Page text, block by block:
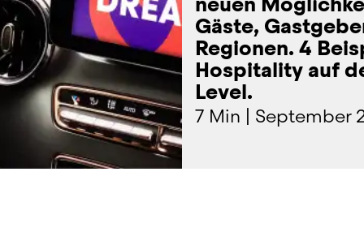
Gäste,
Regionen. 4
Hospitality auf
Level.
7 Min | September